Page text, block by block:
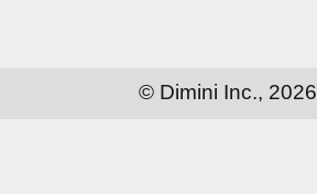
© Dimini Inc., 2026